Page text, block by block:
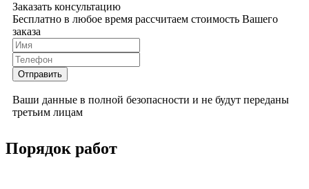
Заказать консультацию
Бесплатно в любое время рассчитаем стоимость Вашего
заказа
Ваши данные в полной безопасности и не будут переданы
третьим лицам
Порядок работ